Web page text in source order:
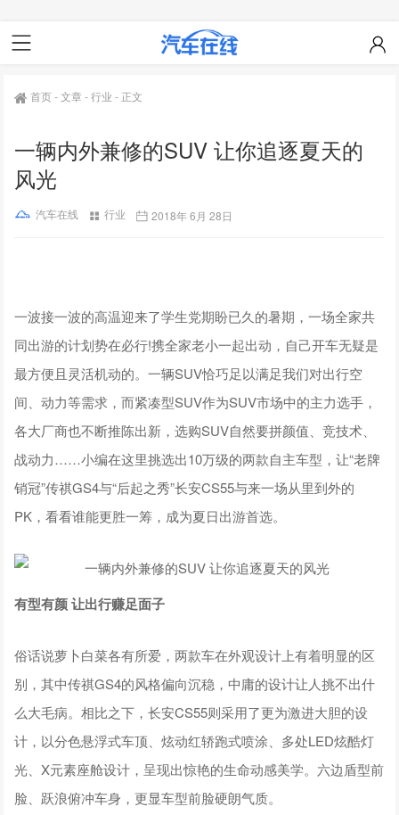
首页-文章-行业 - 正文
一辆内外兼修的SUV 让你追逐夏天的
风光
汽车在线 行业 2018年 6月 28日
一波接一波的高温迎来了学生党期盼已久的暑期，一场全家共
同出游的计划势在必行!携全家老小一起出动，自己开车无疑是
最方便且灵活机动的。一辆SUV恰巧足以满足我们对出行空
间、动力等需求，而紧凑型SUV作为SUV市场中的主力选手，
各大厂商也不断推陈出新，选购SUV自然要拼颜值、竞技术、
战动力……小编在这里挑选出10万级的两款自主车型，让“老牌
销冠”传祺GS4与“后起之秀”长安CS55与来一场从里到外的
PK，看看谁能更胜一筹，成为夏日出游首选。
有型有颜 让出行赚足面子
俗话说萝卜白菜各有所爱，两款车在外观设计上有着明显的区
别，其中传祺GS4的风格偏向沉稳，中庸的设计让人挑不出什
么大毛病。相比之下，长安CS55则采用了更为激进大胆的设
计，以分色悬浮式车顶、炫动红轿跑式喷涂、多处LED炫酷灯
光、X元素座舱设计，呈现出惊艳的生命动感美学。六边盾型前
脸、跃浪俯冲车身，更显车型前脸硬朗气质。